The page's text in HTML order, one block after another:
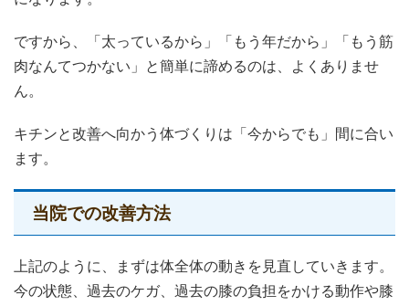
ですから、「太っているから」「もう年だから」「もう筋
肉なんてつかない」と簡単に諦めるのは、よくありませ
ん。
キチンと改善へ向かう体づくりは「今からでも」間に合い
ます。
当院での改善方法
上記のように、まずは体全体の動きを見直していきます。
今の状態、過去のケガ、過去の膝の負担をかける動作や膝